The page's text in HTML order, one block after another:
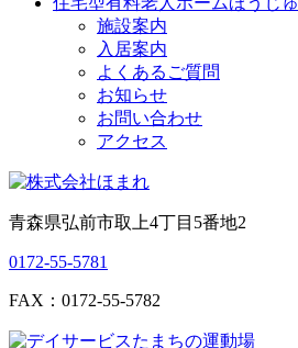
施設案内
入居案内
よくあるご質問
お知らせ
お問い合わせ
アクセス
青森県弘前市取上4丁目5番地2
0172-55-5781
FAX：0172-55-5782